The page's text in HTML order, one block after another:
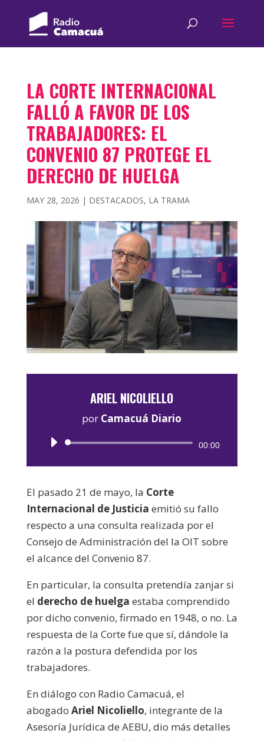
LA CORTE INTERNACIONAL
FALLÓ A FAVOR DE LOS
TRABAJADORES: EL
CONVENIO 87 PROTEGE EL
DERECHO DE HUELGA
MAY 28, 2026 | DESTACADOS, LA TRAMA
ARIEL NICOLIELLO
por Camacuá Diario
Reproductor
00:00
El pasado 21 de mayo, la Corte
Internacional de Justicia emitió su fallo
respecto a una consulta realizada por el
Consejo de Administración del la OIT sobre
el alcance del Convenio 87.
En particular, la consulta pretendía zanjar si
el derecho de huelga estaba comprendido
por dicho convenio, firmado en 1948, o no. La
respuesta de la Corte fue que sí, dándole la
razón a la postura defendida por los
trabajadores.
En diálogo con Radio Camacuá, el
abogado Ariel Nicoliello, integrante de la
Asesoría Jurídica de AEBU, dio más detalles